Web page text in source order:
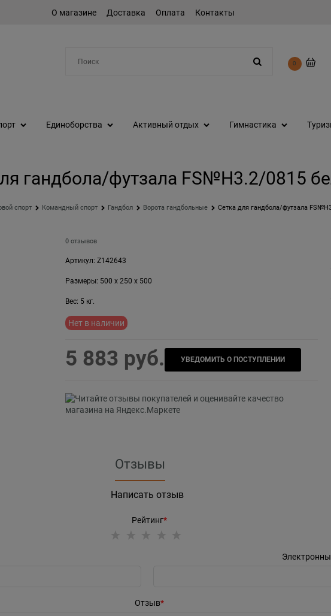
О магазине Доставка Оплата Контакты
0
Единоборства Активный отдых Гимнастика
гандбола/футзала FS№H3.2/0815
спорт Командный спорт Гандбол Ворота гандбольные Сетка для гандбола/футзала
0 отзывов
Артикул: Z142643
Размеры: 500 x 250 x 500
Вес: 5кг.
Нет в наличии
5 883 руб. УВЕДОМИТЬ О ПОСТУПЛЕНИИ
Отзывы
Написать отзыв
Рейтинг
Отзыв